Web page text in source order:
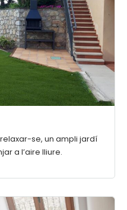
se, un ampli jardí
a l’aire lliure.